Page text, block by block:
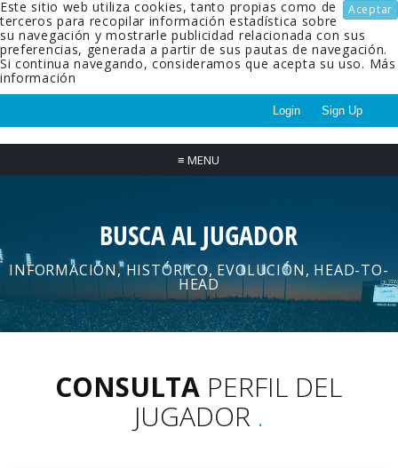
Aceptar
Este sitio web utiliza cookies, tanto propias como de
terceros para recopilar información estadística sobre
su navegación y mostrarle publicidad relacionada con sus
preferencias, generada a partir de sus pautas de navegación.
Si continua navegando, consideramos que acepta su uso. Más
información
Login Sign Up
≡ MENU
BUSCA AL JUGADOR
INFORMACIÓN, HISTÓRICO, EVOLUCIÓN, HEAD-TO-
HEAD
CONSULTA PERFIL DEL
JUGADOR .